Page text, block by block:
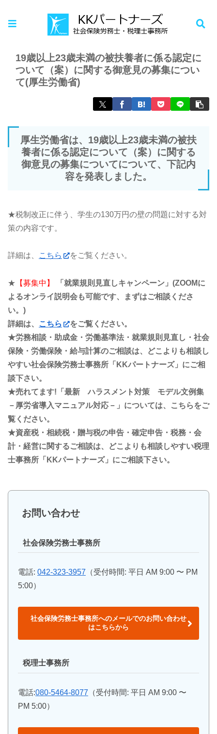
お知らせ
19歳以上23歳未満の被扶養者に係る認定に
ついて（案）に関する御意見の募集につい
て(厚生労働省)
厚生労働省は、19歳以上23歳未満の被扶
養者に係る認定について（案）に関する
御意見の募集についてについて、下記内
容を発表しました。
★税制改正に伴う、学生の130万円の壁の問題に対する対
策の内容です。
詳細は、 こちら をご覧ください。
★ 【募集中】
「就業規則見直しキャンペーン」(ZOOMに
よるオンライ説明会も可能です、まずはご相談くださ
い。)
詳細は、
こちら
をご覧ください。
★労務相談・助成金・労働基準法・就業規則見直し・社会
保険・労働保険・給与計算のご相談は、どこよりも相談し
やすい社会保険労務士事務所「KKパートナーズ」にご相
談下さい。
★売れてます!「最新 ハラスメント対策 モデル文例集
－厚労省導入マニュアル対応－」については、こちらをご
覧ください。
★資産税・相続税・贈与税の申告・確定申告・税務・会
計・経営に関するご相談は、どこよりも相談しやすい税理
士事務所「KKパートナーズ」にご相談下さい。
お問い合わせ
社会保険労務士事務所
電話: 042-323-3957 （受付時間: 平日 AM 9:00 〜 PM
5:00）
社会保険労務士事務所へのメールでのお問い合わせ
はこちらから
税理士事務所
電話:080-5464-8077 （受付時間: 平日 AM 9:00 〜
PM 5:00）